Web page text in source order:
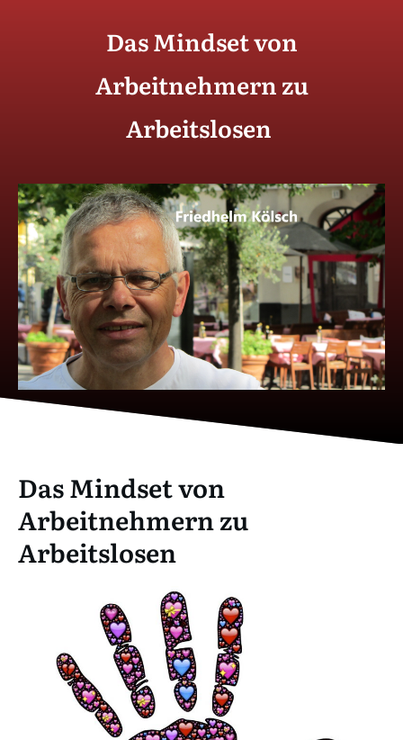
Das Mindset von
Arbeitnehmern zu
Arbeitslosen
Das Mindset von
Arbeitnehmern zu
Arbeitslosen